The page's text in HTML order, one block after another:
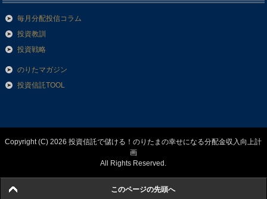
毎月分配投信コラム
投資教訓
投資戦略
のりたマガジン
投資信託TOOL
Copyright (C) 2026 投資信託で儲ける！のりたまの幸せになる分配金収入向上計
画
All Rights Reserved.
このページの先頭へ